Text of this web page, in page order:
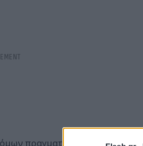
πραγματοποιήθηκε σε